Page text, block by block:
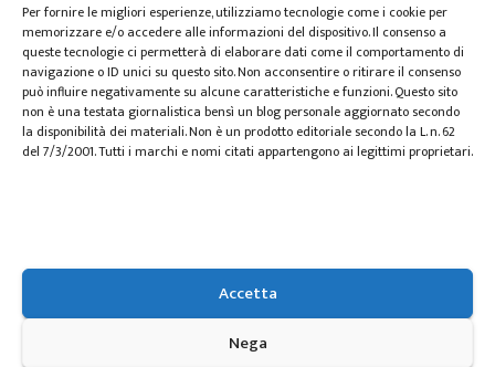
Per fornire le migliori esperienze, utilizziamo tecnologie come i cookie per
memorizzare e/o accedere alle informazioni del dispositivo. Il consenso a
queste tecnologie ci permetterà di elaborare dati come il comportamento di
navigazione o ID unici su questo sito. Non acconsentire o ritirare il consenso
può influire negativamente su alcune caratteristiche e funzioni. Questo sito
non è una testata giornalistica bensì un blog personale aggiornato secondo
la disponibilità dei materiali. Non è un prodotto editoriale secondo la L. n. 62
del 7/3/2001. Tutti i marchi e nomi citati appartengono ai legittimi proprietari.
Accetta
Nega
Zspace.it
Spazio per le informazioni